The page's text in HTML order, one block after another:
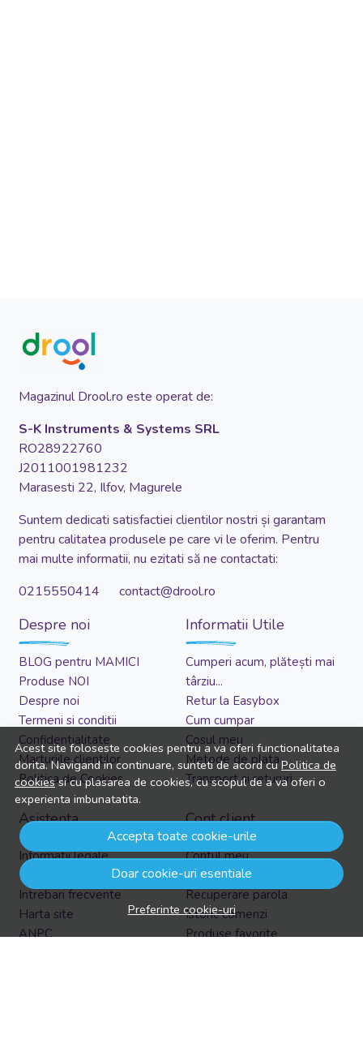
Acest site foloseste cookies pentru a va oferi functionalitatea
dorita. Navigand in continuare, sunteti de acord cuPolitica de
cookiessi cu plasarea de cookies, cu scopul de a va oferi o
experienta imbunatatita.
Accepta toate cookie-urile
Doar cookie-uri esentiale
Preferinte cookie-uri
Magazinul Drool.ro este operat de:
S-K Instruments & Systems SRL
RO28922760
J2011001981232
Marasesti 22, Ilfov, Magurele
Suntem dedicati satisfactiei clientilor nostri și garantam
pentru calitatea produsele pe care vi le oferim. Pentru
mai multe informatii, nu ezitati să ne contactati:
0215550414 contact@drool.ro
Despre noi
BLOG pentru MAMICI
Produse NOI
Despre noi
Termeni si conditii
Confidentialitate
Marturiile clientilor
Politica de Cookies
Informatii Utile
Cumperi acum, plătești mai
târziu...
Retur la Easybox
Cum cumpar
Cosul meu
Metode de plata
Transport si retururi
Asistenta
Informatii legale
Contacteaza-ne
Intrebari frecvente
Harta site
ANPC
Cont client
Contul meu
Inregistrare
Recuperare parola
Istoric comenzi
Produse favorite